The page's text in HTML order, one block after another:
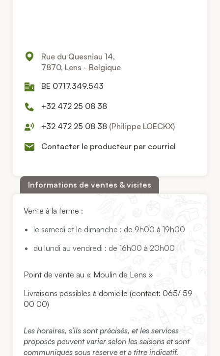
Rue du Quesniau 14,
7870, Lens - Belgique
BE 0717.349.543
+32 472 25 08 38
+32 472 25 08 38 (Philippe LOECKX)
Contacter le producteur par courriel
Informations de ventes & visites
Vente à la ferme :
le samedi et le dimanche : de 9h00 à 19h00
du lundi au vendredi : de 16h00 à 20h00
Point de vente au « Moulin de Lens »
Livraisons possibles à domicile (contact: 065/ 59
00 00)
Les horaires, s’ils sont précisés, et les services
proposés peuvent varier selon les saisons et sont
communiqués sous réserve et à titre indicatif.